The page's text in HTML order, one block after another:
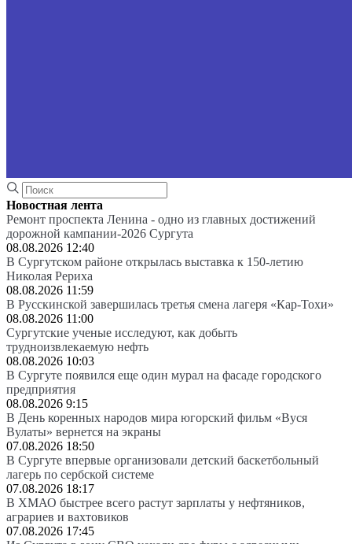
Новостная лента
Ремонт проспекта Ленина - одно из главных достижений
дорожной кампании-2026 Сургута
08.08.2026 12:40
В Сургутском районе открылась выставка к 150-летию
Николая Рериха
08.08.2026 11:59
В Русскинской завершилась третья смена лагеря «Кар-Тохи»
08.08.2026 11:00
Сургутские ученые исследуют, как добыть
трудноизвлекаемую нефть
08.08.2026 10:03
В Сургуте появился еще один мурал на фасаде городского
предприятия
08.08.2026 9:15
В День коренных народов мира югорский фильм «Вуся
Вулаты» вернется на экраны
07.08.2026 18:50
В Сургуте впервые организовали детский баскетбольный
лагерь по сербской системе
07.08.2026 18:17
В ХМАО быстрее всего растут зарплаты у нефтяников,
аграриев и вахтовиков
07.08.2026 17:45